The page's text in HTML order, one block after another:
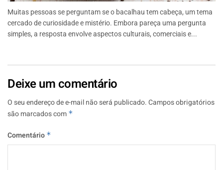
Muitas pessoas se perguntam se o bacalhau tem cabeça, um tema
cercado de curiosidade e mistério. Embora pareça uma pergunta
simples, a resposta envolve aspectos culturais, comerciais e...
Deixe um comentário
O seu endereço de e-mail não será publicado.Campos obrigatórios
são marcados com *
Comentário *